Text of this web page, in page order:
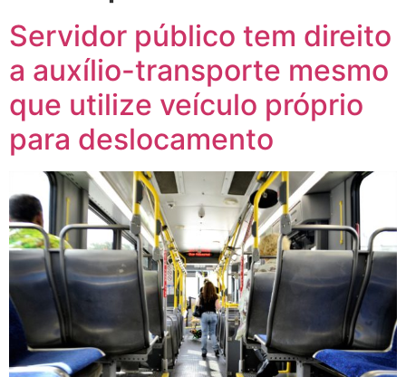
Servidor público tem direito
a auxílio-transporte mesmo
que utilize veículo próprio
para deslocamento